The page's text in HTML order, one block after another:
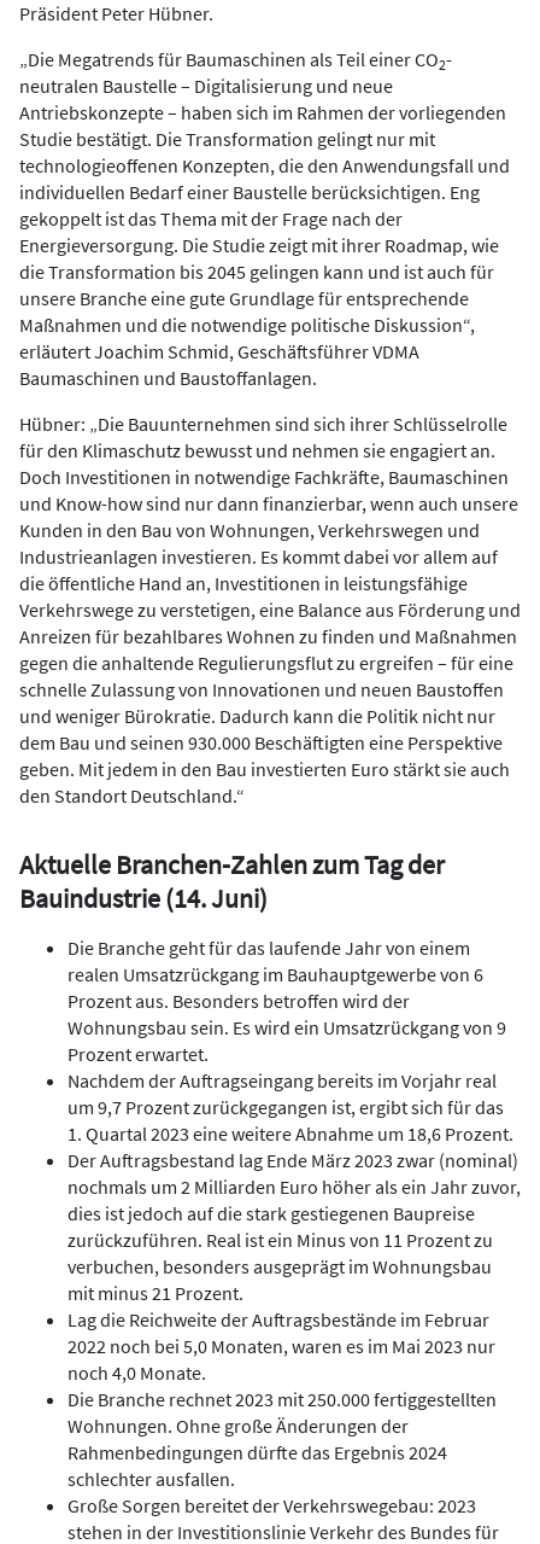
Präsident Peter Hübner.
„Die Megatrends für Baumaschinen als Teil einer CO2-
neutralen Baustelle – Digitalisierung und neue
Antriebskonzepte – haben sich im Rahmen der vorliegenden
Studie bestätigt. Die Transformation gelingt nur mit
technologieoffenen Konzepten, die den Anwendungsfall und
individuellen Bedarf einer Baustelle berücksichtigen. Eng
gekoppelt ist das Thema mit der Frage nach der
Energieversorgung. Die Studie zeigt mit ihrer Roadmap, wie
die Transformation bis 2045 gelingen kann und ist auch für
unsere Branche eine gute Grundlage für entsprechende
Maßnahmen und die notwendige politische Diskussion“,
erläutert Joachim Schmid, Geschäftsführer VDMA
Baumaschinen und Baustoffanlagen.
Hübner: „Die Bauunternehmen sind sich ihrer Schlüsselrolle
für den Klimaschutz bewusst und nehmen sie engagiert an.
Doch Investitionen in notwendige Fachkräfte, Baumaschinen
und Know-how sind nur dann finanzierbar, wenn auch unsere
Kunden in den Bau von Wohnungen, Verkehrswegen und
Industrieanlagen investieren. Es kommt dabei vor allem auf
die öffentliche Hand an, Investitionen in leistungsfähige
Verkehrswege zu verstetigen, eine Balance aus Förderung und
Anreizen für bezahlbares Wohnen zu finden und Maßnahmen
gegen die anhaltende Regulierungsflut zu ergreifen – für eine
schnelle Zulassung von Innovationen und neuen Baustoffen
und weniger Bürokratie. Dadurch kann die Politik nicht nur
dem Bau und seinen 930.000 Beschäftigten eine Perspektive
geben. Mit jedem in den Bau investierten Euro stärkt sie auch
den Standort Deutschland.“
Aktuelle Branchen-Zahlen zum Tag der
Bauindustrie (14. Juni)
Die Branche geht für das laufende Jahr von einem
realen Umsatzrückgang im Bauhauptgewerbe von 6
Prozent aus. Besonders betroffen wird der
Wohnungsbau sein. Es wird ein Umsatzrückgang von 9
Prozent erwartet.
Nachdem der Auftragseingang bereits im Vorjahr real
um 9,7 Prozent zurückgegangen ist, ergibt sich für das
1. Quartal 2023 eine weitere Abnahme um 18,6 Prozent.
Der Auftragsbestand lag Ende März 2023 zwar (nominal)
nochmals um 2 Milliarden Euro höher als ein Jahr zuvor,
dies ist jedoch auf die stark gestiegenen Baupreise
zurückzuführen. Real ist ein Minus von 11 Prozent zu
verbuchen, besonders ausgeprägt im Wohnungsbau
mit minus 21 Prozent.
Lag die Reichweite der Auftragsbestände im Februar
2022 noch bei 5,0 Monaten, waren es im Mai 2023 nur
noch 4,0 Monate.
Die Branche rechnet 2023 mit 250.000 fertiggestellten
Wohnungen. Ohne große Änderungen der
Rahmenbedingungen dürfte das Ergebnis 2024
schlechter ausfallen.
Große Sorgen bereitet der Verkehrswegebau: 2023
stehen in der Investitionslinie Verkehr des Bundes für